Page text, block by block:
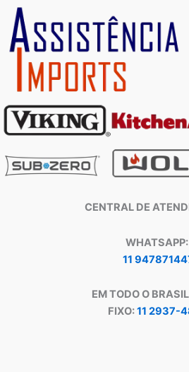
CENTRAL DE
WHATSAPP:
11
EM TODO O
FIXO:11 2937-